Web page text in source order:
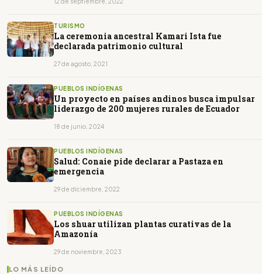
TURISMO
La ceremonia ancestral Kamari Ista fue
declarada patrimonio cultural
27 de agosto, 2021
PUEBLOS INDÍGENAS
Un proyecto en países andinos busca impulsar
liderazgo de 200 mujeres rurales de Ecuador
18 de junio, 2024
PUEBLOS INDÍGENAS
Salud: Conaie pide declarar a Pastaza en
emergencia
29 de diciembre, 2022
PUEBLOS INDÍGENAS
Los shuar utilizan plantas curativas de la
Amazonía
29 de noviembre, 2023
LO MÁS LEÍDO